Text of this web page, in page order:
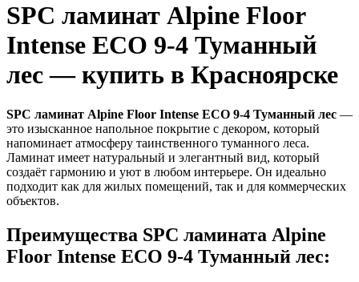
SPC ламинат Alpine Floor
Intense ECO 9-4 Туманный
лес — купить в Красноярске
SPC ламинат Alpine Floor Intense ECO 9-4 Туманный лес —
это изысканное напольное покрытие с декором, который
напоминает атмосферу таинственного туманного леса.
Ламинат имеет натуральный и элегантный вид, который
создаёт гармонию и уют в любом интерьере. Он идеально
подходит как для жилых помещений, так и для коммерческих
объектов.
Преимущества SPC ламината Alpine
Floor Intense ECO 9-4 Туманный лес: